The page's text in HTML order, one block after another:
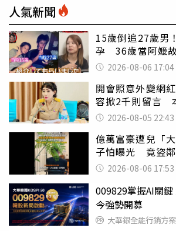
人氣新聞
15歲倒追27歲男
孕 36歲當阿嬤
2026-08-06 17:04
開會照意外變網
容掀2千則留言
錯嗎2026-08-05 22:43
億萬富豪遭兒「
子怕曝光 竟盜鄰
戶 2026-08-06 17:53
009829掌握AI關
今強勢開募
大華銀全能行銷方案